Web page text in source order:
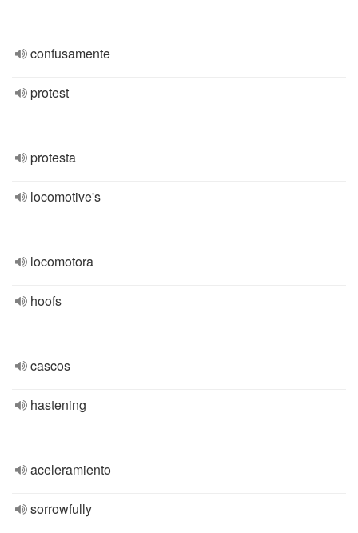
confusamente
protest
protesta
locomotive's
locomotora
hoofs
cascos
hastening
aceleramiento
sorrowfully